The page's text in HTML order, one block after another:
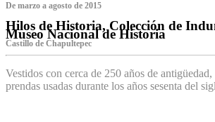
De marzo a agosto de 2015
Hilos de Historia, Colección de
Museo Nacional de Historia
Castillo de Chapultepec
Vestidos con cerca de 250 años de
prendas usadas durante los años sesenta del